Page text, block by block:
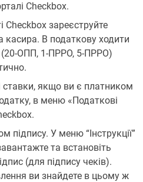
Сheckbox.
Checkbox зареєструйте
касира. В податкову ходити
(20-ОПП, 1-ПРРО, 5-ПРРО)
ставки, якщо ви є платником
в меню «Податкові
підпису. У меню “Інструкції”
та встановіть
(для підпису чеків).
ви знайдете в цьому ж